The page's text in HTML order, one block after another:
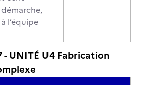
l’équipe
- UNITÉ U4 Fabrication